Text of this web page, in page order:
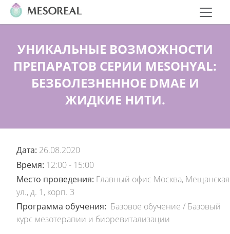
УНИКАЛЬНЫЕ ВОЗМОЖНОСТИ
ПРЕПАРАТОВ СЕРИИ MESOHYAL:
БЕЗБОЛЕЗНЕННОЕ DMAE И
ЖИДКИЕ НИТИ.
Дата: 26.08.2020
Время: 12:00 - 15:00
Место проведения: Главный офис Москва, Мещанская
ул., д. 1, корп. 3
Программа обучения: Базовое обучение / Базовый
курс мезотерапии и биоревитализации